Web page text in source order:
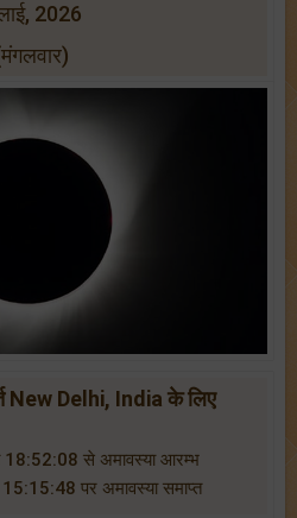
2026
New Delhi, India के लिए
से अमावस्या आरम्भ
पर अमावस्या समाप्त